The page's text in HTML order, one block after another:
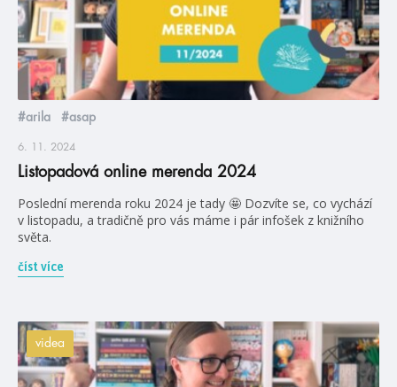
#arila #asap
6. 11. 2024
Listopadová online merenda 2024
Poslední merenda roku 2024 je tady 🤩 Dozvíte se, co vychází
v listopadu, a tradičně pro vás máme i pár infošek z knižního
světa.
číst více
videa